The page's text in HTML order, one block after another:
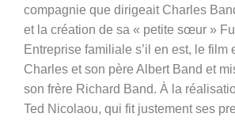
compagnie que dirigeait Charles
et la création de sa « petite sœur »
Entreprise familiale s’il en est, le film
Charles et son père Albert Band et
son frère Richard Band. À la
Ted Nicolaou, qui fit justement ses